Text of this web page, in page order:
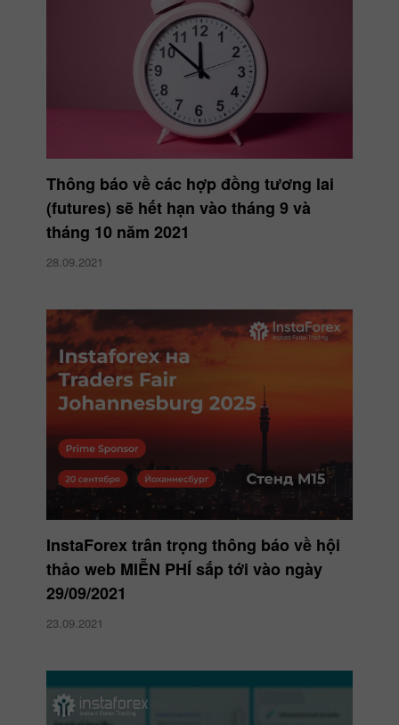
Thông báo về các hợp đồng tương lai
(futures) sẽ hết hạn vào tháng 9 và
tháng 10 năm 2021
28.09.2021
InstaForex trân trọng thông báo về hội
thảo web MIỄN PHÍ sắp tới vào ngày
29/09/2021
23.09.2021